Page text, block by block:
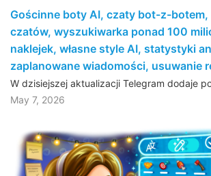
Gościnne boty AI, czaty bot-z-
czatów, wyszukiwarka ponad 100
naklejek, własne style AI, statystyki
zaplanowane wiadomości, usuwanie
W dzisiejszej aktualizacji Telegram dodaje
May 7, 2026